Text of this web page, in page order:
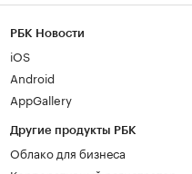
РБК Новости
iOS
Android
AppGallery
Другие продукты РБК
Облако для бизнеса